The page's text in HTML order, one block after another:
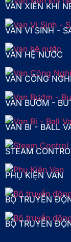
VAN XIÊN KHÍ
VAN VI SINH -
VAN HỆ NƯỚC
VAN CÔNG
VAN BƯỚM -
VAN BI - BALL
STEAM
PHỤ KIỆN VAN
BỘ TRUYỀN
BỘ TRUYỀN